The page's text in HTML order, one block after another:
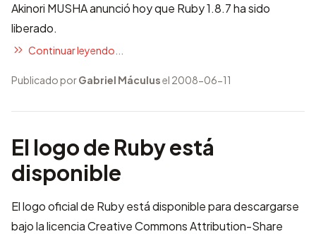
Akinori MUSHA anunció hoy que Ruby 1.8.7 ha sido
liberado.
Continuar leyendo...
Publicado porGabriel Máculusel 2008-06-11
El logo de Ruby está
disponible
El logo oficial de Ruby estádisponible para descargarse
bajo la licencia Creative Commons Attribution-Share